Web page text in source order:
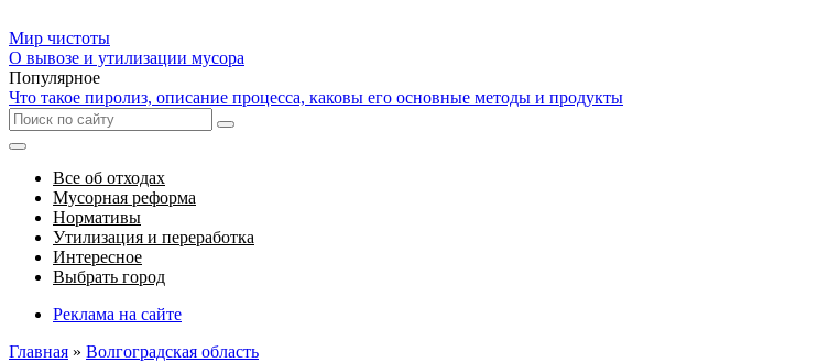
Мир чистоты
О вывозе и утилизации мусора
Популярное
Что такое пиролиз, описание процесса, каковы его основные методы и продукты
Все об отходах
Мусорная реформа
Нормативы
Утилизация и переработка
Интересное
Выбрать город
Реклама на сайте
Главная » Волгоградская область